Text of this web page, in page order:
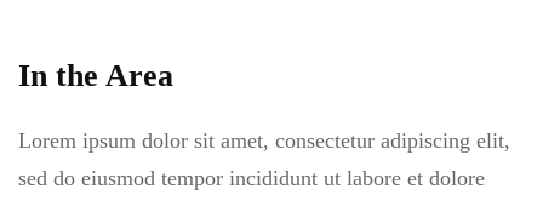
In the Area
Lorem ipsum dolor sit amet, consectetur adipiscing elit,
sed do eiusmod tempor incididunt ut labore et dolore